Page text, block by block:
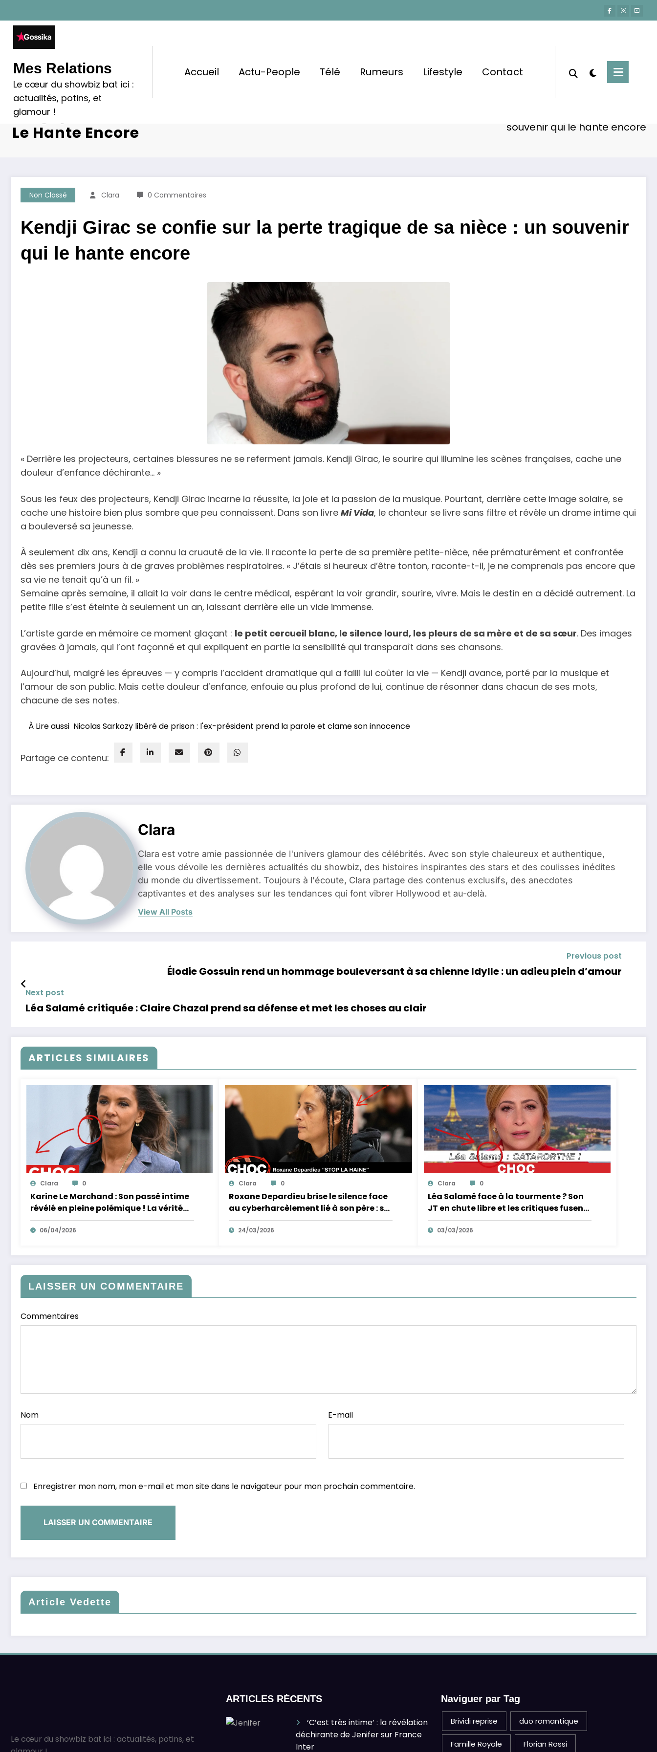
au
contenu
Mes Relations
Le cœur du showbiz bat ici :
actualités, potins, et
glamour !
Accueil Actu-People Télé Rumeurs Lifestyle Contact
Kendji Girac Se Confie Sur La Perte
Tragique De Sa Nièce : Un Souvenir Qui
Le Hante Encore
souvenir qui le hante encore
Non Classé Clara 0 Commentaires
Kendji Girac se confie sur la perte tragique de sa nièce : un souvenir
qui le hante encore
« Derrière les projecteurs, certaines blessures ne se referment jamais. Kendji Girac, le sourire qui illumine les scènes françaises, cache une
douleur d’enfance déchirante… »
Sous les feux des projecteurs, Kendji Girac incarne la réussite, la joie et la passion de la musique. Pourtant, derrière cette image solaire, se
cache une histoire bien plus sombre que peu connaissent. Dans son livre Mi Vida, le chanteur se livre sans filtre et révèle un drame intime qui
a bouleversé sa jeunesse.
À seulement dix ans, Kendji a connu la cruauté de la vie. Il raconte la perte de sa première petite-nièce, née prématurément et confrontée
dès ses premiers jours à de graves problèmes respiratoires. « J’étais si heureux d’être tonton, raconte-t-il, je ne comprenais pas encore que
sa vie ne tenait qu’à un fil. »
Semaine après semaine, il allait la voir dans le centre médical, espérant la voir grandir, sourire, vivre. Mais le destin en a décidé autrement. La
petite fille s’est éteinte à seulement un an, laissant derrière elle un vide immense.
L’artiste garde en mémoire ce moment glaçant : le petit cercueil blanc, le silence lourd, les pleurs de sa mère et de sa sœur. Des images
gravées à jamais, qui l’ont façonné et qui expliquent en partie la sensibilité qui transparaît dans ses chansons.
Aujourd’hui, malgré les épreuves — y compris l’accident dramatique qui a failli lui coûter la vie — Kendji avance, porté par la musique et
l’amour de son public. Mais cette douleur d’enfance, enfouie au plus profond de lui, continue de résonner dans chacun de ses mots,
chacune de ses notes.
À Lire aussi Nicolas Sarkozy libéré de prison : l'ex-président prend la parole et clame son innocence
Partage ce contenu:
Clara
Clara est votre amie passionnée de l'univers glamour des célébrités. Avec son style chaleureux et authentique,
elle vous dévoile les dernières actualités du showbiz, des histoires inspirantes des stars et des coulisses inédites
du monde du divertissement. Toujours à l'écoute, Clara partage des contenus exclusifs, des anecdotes
captivantes et des analyses sur les tendances qui font vibrer Hollywood et au-delà.
View All Posts
Previous post
Élodie Gossuin rend un hommage bouleversant à sa chienne Idylle : un adieu plein d’amour
Next post
Léa Salamé critiquée : Claire Chazal prend sa défense et met les choses au clair
ARTICLES SIMILAIRES
Clara 0
Karine Le Marchand : Son passé intime
révélé en pleine polémique ! La vérité
éclate sur ses accusations de racisme.
06/04/2026
Clara 0
Roxane Depardieu brise le silence face
au cyberharcèlement lié à son père : sa
réponse inattendue !
24/03/2026
Clara 0
Léa Salamé face à la tourmente ? Son
JT en chute libre et les critiques fusent
!
03/03/2026
LAISSER UN COMMENTAIRE
Commentaires
Nom E-mail
Enregistrer mon nom, mon e-mail et mon site dans le navigateur pour mon prochain commentaire.
Article Vedette
Le cœur du showbiz bat ici : actualités, potins, et
ARTICLES RÉCENTS
‘C’est très intime’ : la révélation
déchirante de Jenifer sur France
Inter
Naviguer par Tag
Brividi reprise duo romantique
Famille Royale Florian Rossi